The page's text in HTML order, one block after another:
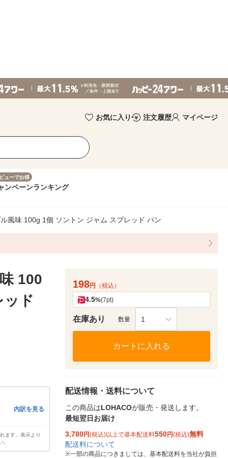
お気に入り 注文履歴 マイページ
ューでお得
ンペーンランキング
風味 100g 1個 ソントン ジャム スプレッド パン
100
ド
内訳を見る
ます。表示より
。
198円 （税込）
4.5%(7pt)
在庫あり 数量 1
カートに入れる
配送情報・送料について
この商品はLOHACOが販売・発送します。
最短翌日お届け
3,780円(税込)以上で基本配送料550円(税込)無料
配送料について
※一部の商品につきましては、基本配送料を当社が負担